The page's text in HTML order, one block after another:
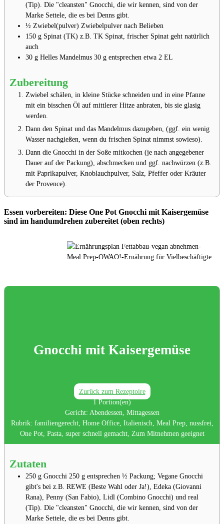
(Tip). Die "cleansten" Gnocchi, die wir kennen, sind von der
Marke Settele, die es bei Denns gibt.
½ Zwiebel(pulver) Zwiebelpulver nach Belieben
150 g Spinat (TK) z.B. TK⁣⁣⁣ Spinat, frischer Spinat geht natürlich
auch
30 g Helles Mandelmus⁣⁣⁣ 30 g entsprechen etwa 2 EL
Zubereitung
Zwiebel schälen, in kleine Stücke schneiden und in eine Pfanne
mit ein bisschen Öl auf mittlerer Hitze anbraten, bis sie glasig
werden.⁣⁣⁣
Dann den Spinat und das Mandelmus dazugeben, (ggf. ein wenig
Wasser nachgießen, wenn du frischen Spinat nimmst sowieso)⁣⁣⁣.
Dann die Gnocchi in der Soße mitkochen (je nach angegebener
Dauer auf der Packung), abschmecken und ggf. nachwürzen (z.B.
mit Paprikapulver, Knoblauchpulver, Salz, Pfeffer oder Kräuter
der Provence).
Essen vorbereiten: Diese One Pot Gnocchi mit Kaisergemüse
sind im handumdrehen zubereitet (oben rechts)
Gnocchi mit Kaisergemüse
Zurück zum Rezeptoire
1 Portion(en)
Gericht: Abendessen, Mittagessen
Rubrik: familiengerecht, Home Office, Italienisch, Meal Prep, nussfrei,
One Pot, Pasta, super schnell gemacht, Zum Mitnehmen geeignet
Zutaten
250 g Gnocchi 250 g entsprechen ½ Packung; Vegane Gnocchi
gibt's bei z.B. REWE (Beste Wahl oder Ja!), Edeka (Giovanni
Rana), Penny (San Fabio), Lidl (Combino Gnocchi) und real
(Tip). Die "cleansten" Gnocchi, die wir kennen, sind von der
Marke Settele, die es bei Denns gibt.